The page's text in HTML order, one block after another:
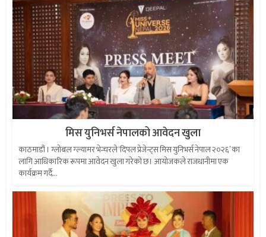
मिस युनिभर्स नेपालको आवेदन खुला
काठमाडौं । ग्लोबल ग्ल्यामर भेन्चरले ‘दिपल प्रेजेन्ट्स मिस युनिभर्स नेपाल २०२६’ का
लागि आधिकारिक रूपमा आवेदन खुला गरेको छ। आयोजकले राजधानीमा एक
कार्यक्रम गर्दै...